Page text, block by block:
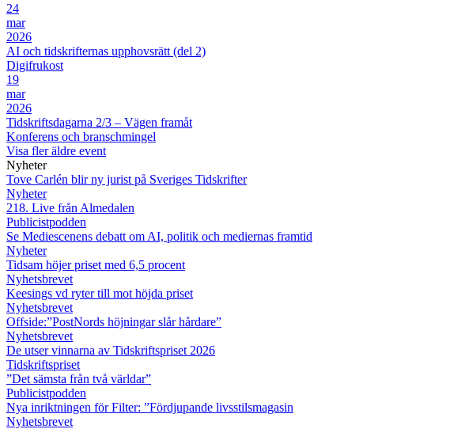
24
mar
2026
AI och tidskrifternas upphovsrätt (del 2)
Digifrukost
19
mar
2026
Tidskriftsdagarna 2/3 – Vägen framåt
Konferens och branschmingel
Visa fler äldre event
Nyheter
Tove Carlén blir ny jurist på Sveriges Tidskrifter
Nyheter
218. Live från Almedalen
Publicistpodden
Se Mediescenens debatt om AI, politik och mediernas framtid
Nyheter
Tidsam höjer priset med 6,5 procent
Nyhetsbrevet
Keesings vd ryter till mot höjda priset
Nyhetsbrevet
Offside:”PostNords höjningar slår hårdare”
Nyhetsbrevet
De utser vinnarna av Tidskriftspriset 2026
Tidskriftspriset
”Det sämsta från två världar”
Publicistpodden
Nya inriktningen för Filter: ”Fördjupande livsstilsmagasin
Nyhetsbrevet